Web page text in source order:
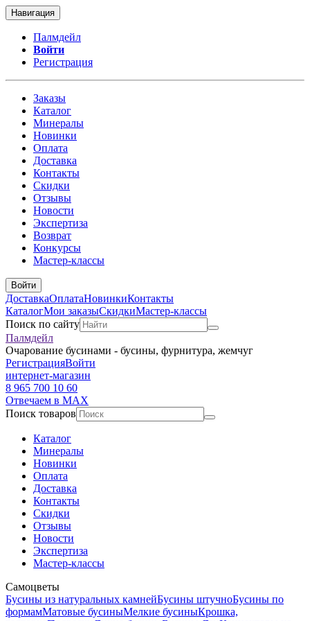
Навигация
Палмдейл
Войти
Регистрация
Заказы
Каталог
Минералы
Новинки
Оплата
Доставка
Контакты
Скидки
Отзывы
Новости
Экспертиза
Возврат
Конкурсы
Мастер-классы
Войти
ДоставкаОплатаНовинкиКонтакты
КаталогМои заказыСкидкиМастер-классы
Поиск по сайту
Палмдейл
Очарование бусинами - бусины, фурнитура, жемчуг
РегистрацияВойти
интернет-магазин
8 965 700 10 60
Отвечаем в MAX
Поиск товаров
Каталог
Минералы
Новинки
Оплата
Доставка
Контакты
Скидки
Отзывы
Новости
Экспертиза
Мастер-классы
Самоцветы
Бусины из натуральных камнейБусины штучноБусины по
формамМатовые бусиныМелкие бусиныКрошка,